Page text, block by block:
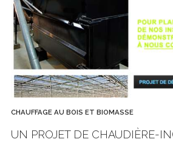
CHAUFFAGE AU BOIS ET BIOMASSE
UN PROJET DE CHAUDIÈRE-